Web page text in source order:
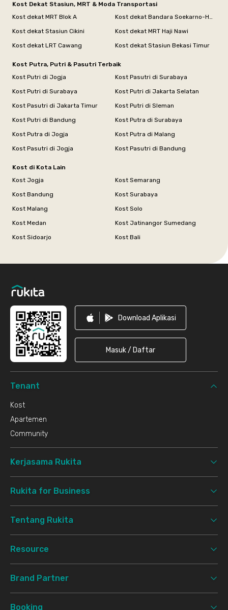
Kost Dekat Stasiun, MRT & Moda Transportasi
Kost dekat MRT Blok A
Kost dekat Bandara Soekarno-Hatta
Kost dekat Stasiun Cikini
Kost dekat MRT Haji Nawi
Kost dekat LRT Cawang
Kost dekat Stasiun Bekasi Timur
Kost Putra, Putri & Pasutri Terbaik
Kost Putri di Jogja
Kost Pasutri di Surabaya
Kost Putri di Surabaya
Kost Putri di Jakarta Selatan
Kost Pasutri di Jakarta Timur
Kost Putri di Sleman
Kost Putri di Bandung
Kost Putra di Surabaya
Kost Putra di Jogja
Kost Putra di Malang
Kost Pasutri di Jogja
Kost Pasutri di Bandung
Kost di Kota Lain
Kost Jogja
Kost Semarang
Kost Bandung
Kost Surabaya
Kost Malang
Kost Solo
Kost Medan
Kost Jatinangor Sumedang
Kost Sidoarjo
Kost Bali
Download Aplikasi
Masuk / Daftar
Tenant
Kost
Apartemen
Community
Kerjasama Rukita
Rukita for Business
Tentang Rukita
Resource
Brand Partner
Booking